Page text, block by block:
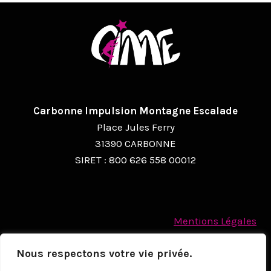
Nous respectons votre vie privée.
Carbonne Impulsion Montagne Escalade
Place Jules Ferry
31390 CARBONNE
SIRET : 800 626 558 00012
Mentions Légales
Politique des cookies
Protection des Données à caractère personnel